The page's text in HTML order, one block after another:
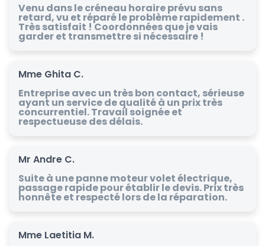
Venu dans le créneau horaire prévu sans
retard, vu et réparé le problème rapidement .
Très satisfait ! Coordonnées que je vais
garder et transmettre si nécessaire !
Mme Ghita C.
Entreprise avec un très bon contact, sérieuse
ayant un service de qualité à un prix très
concurrentiel. Travail soignée et
respectueuse des délais.
Mr Andre C.
Suite à une panne moteur volet électrique,
passage rapide pour établir le devis. Prix très
honnête et respecté lors de la réparation.
Mme Laetitia M.